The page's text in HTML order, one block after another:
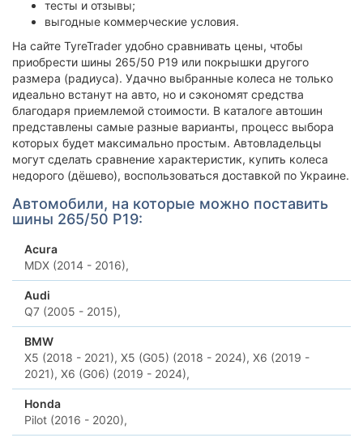
тесты и отзывы;
выгодные коммерческие условия.
На сайте TyreTrader удобно сравнивать цены, чтобы
приобрести шины 265/50 Р19 или покрышки другого
размера (радиуса). Удачно выбранные колеса не только
идеально встанут на авто, но и сэкономят средства
благодаря приемлемой стоимости. В каталоге автошин
представлены самые разные варианты, процесс выбора
которых будет максимально простым. Автовладельцы
могут сделать сравнение характеристик, купить колеса
недорого (дёшево), воспользоваться доставкой по Украине.
Автомобили, на которые можно поставить
шины 265/50 Р19:
Acura
MDX (2014 - 2016),
Audi
Q7 (2005 - 2015),
BMW
X5 (2018 - 2021), X5 (G05) (2018 - 2024), X6 (2019 -
2021), X6 (G06) (2019 - 2024),
Honda
Pilot (2016 - 2020),